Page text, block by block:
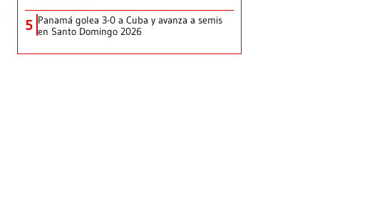
5 Panamá golea 3-0 a Cuba y avanza a semis
en Santo Domingo 2026